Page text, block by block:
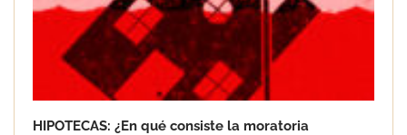
HIPOTECAS: ¿En qué consiste la moratoria